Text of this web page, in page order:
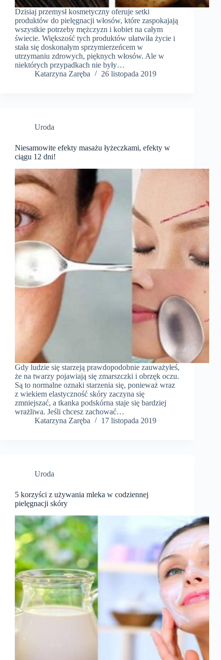
Dzisiaj przemysł kosmetyczny oferuje setki
produktów do pielęgnacji włosów, które zaspokajają
wszystkie potrzeby mężczyzn i kobiet na całym
świecie. Większość tych produktów ułatwiła życie i
stała się doskonałym sprzymierzeńcem w
utrzymaniu zdrowych, pięknych włosów. Ale w
niektórych przypadkach nie były…
Katarzyna Zaręba
26 listopada 2019
Uroda
Niesamowite efekty masażu łyżeczkami, efekty w
ciągu 12 dni!
Gdy ludzie się starzeją prawdopodobnie zauważyłeś,
że na twarzy pojawiają się zmarszczki i obrzęk oczu.
Są to normalne oznaki starzenia się, ponieważ wraz
z wiekiem elastyczność skóry zaczyna się
zmniejszać, a tkanka podskórna staje się bardziej
wrażliwa. Jeśli chcesz zachować…
Katarzyna Zaręba
17 listopada 2019
Uroda
5 korzyści z używania mleka w codziennej
pielęgnacji skóry